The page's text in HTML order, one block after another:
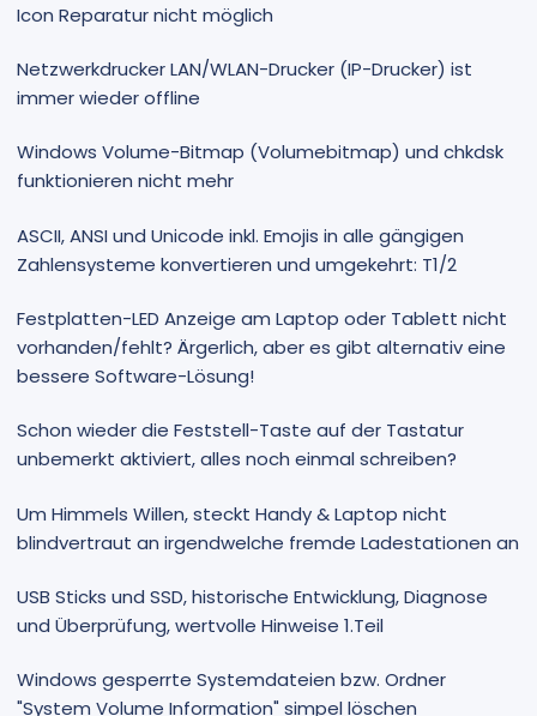
Icon Reparatur nicht möglich
Netzwerkdrucker LAN/WLAN-Drucker (IP-Drucker) ist
immer wieder offline
Windows Volume-Bitmap (Volumebitmap) und chkdsk
funktionieren nicht mehr
ASCII, ANSI und Unicode inkl. Emojis in alle gängigen
Zahlensysteme konvertieren und umgekehrt: T1/2
Festplatten-LED Anzeige am Laptop oder Tablett nicht
vorhanden/fehlt? Ärgerlich, aber es gibt alternativ eine
bessere Software-Lösung!
Schon wieder die Feststell-Taste auf der Tastatur
unbemerkt aktiviert, alles noch einmal schreiben?
Um Himmels Willen, steckt Handy & Laptop nicht
blindvertraut an irgendwelche fremde Ladestationen an
USB Sticks und SSD, historische Entwicklung, Diagnose
und Überprüfung, wertvolle Hinweise 1.Teil
Windows gesperrte Systemdateien bzw. Ordner
"System Volume Information" simpel löschen